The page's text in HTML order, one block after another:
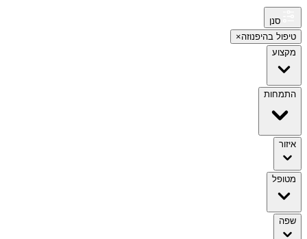
סנן
טיפול בהיפנוזה×
מקצוע
התמחות
איזור
מטופל
שפה